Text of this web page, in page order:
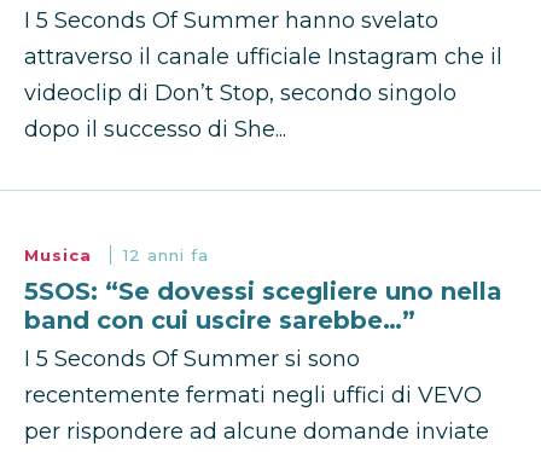
I 5 Seconds Of Summer hanno svelato
attraverso il canale ufficiale Instagram che il
videoclip di Don’t Stop, secondo singolo
dopo il successo di She...
Musica 12 anni fa
5SOS: “Se dovessi scegliere uno nella
band con cui uscire sarebbe…”
I 5 Seconds Of Summer si sono
recentemente fermati negli uffici di VEVO
per rispondere ad alcune domande inviate